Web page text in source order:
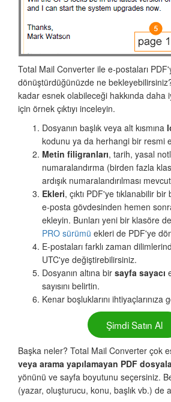
Total Mail Converter ile e-postaları
dönüştürdüğünüzde ne
kadar esnek olabileceği hakkında daha
için örnek çıktıyı inceleyin.
Dosyanın başlık veya alt kısmına
kodunu ya da herhangi bir resmi
Metin filigranları, tarih, yasal
numaralandırma (birden fazla
ardışık numaralandırılması
Ekleri, çıktı PDF'ye tıklanabilir
e-posta gövdesinden hemen
ekleyin. Bunları yeni bir klasöre
PRO sürümü ekleri de PDF'ye
E-postaları farklı zaman
UTC'ye değiştirebilirsiniz.
Dosyanın altına bir sayfa sayacı
sayısını belirtin.
Kenar boşluklarını ihtiyaçlarınıza
Şimdi Satın Al
Başka neler? Total Mail Converter çok
veya arama yapılamayan PDF
yönünü ve sayfa boyutunu seçersiniz.
(yazar, oluşturucu, konu, başlık vb.) de